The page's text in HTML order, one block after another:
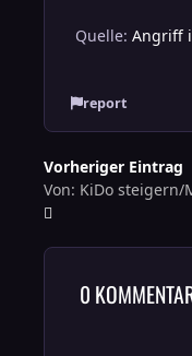
Quelle: Angriff
report
Vorheriger Eintrag
Von: KiDo
0